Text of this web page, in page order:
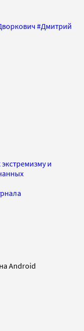
#Дмитрий
и
Android